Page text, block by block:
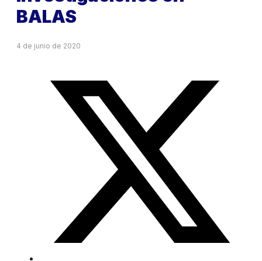
BALAS
4 de junio de 2020